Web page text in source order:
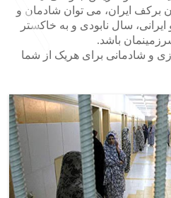
برکف ایران، می توان شادمان و
سال نابودی و به خاکستر
باشد.
و شادمانی برای هریک از شما